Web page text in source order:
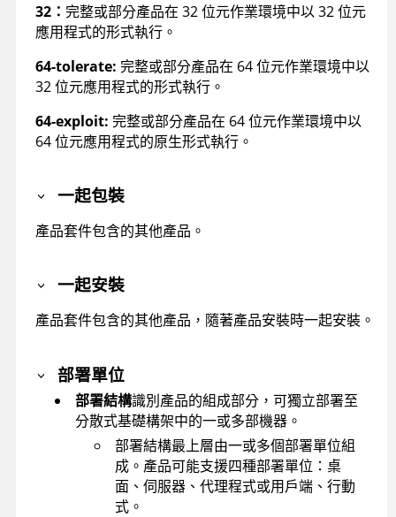
32： 完整或部分產品在 32 位元作業環境中以 32 位元
應用程式的形式執行。
64-tolerate: 完整或部分產品在 64 位元作業環境中以
32 位元應用程式的形式執行。
64-exploit: 完整或部分產品在 64 位元作業環境中以
64 位元應用程式的原生形式執行。
一起包裝
產品套件包含的其他產品。
一起安裝
產品套件包含的其他產品，隨著產品安裝時一起安裝。
部署單位
部署結構識別產品的組成部分，可獨立部署至
分散式基礎構架中的一或多部機器。
部署結構最上層由一或多個部署單位組
成。產品可能支援四種部署單位：桌
面、伺服器、代理程式或用戶端、行動
式。